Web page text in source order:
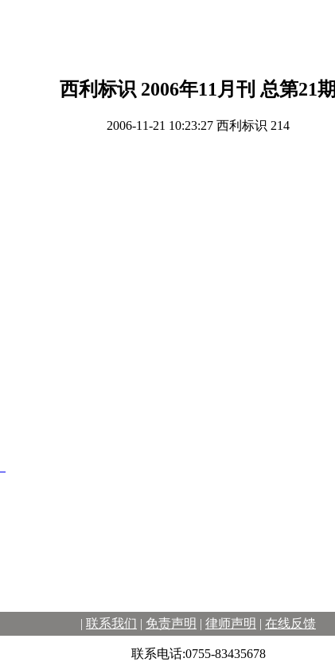
西利标识 2006年11月刊 总第21期
2006-11-21 10:23:27 西利标识 214
| 联系我们 | 免责声明 | 律师声明 | 在线反馈
联系电话:0755-83435678